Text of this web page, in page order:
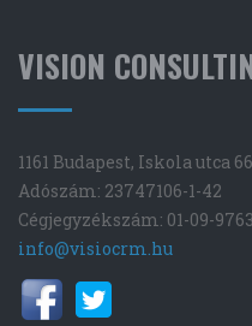
VISION
1161 Budapest, Iskola utca
Adószám: 23747106-1-42
Cégjegyzékszám: 01-09-
info@visiocrm.hu